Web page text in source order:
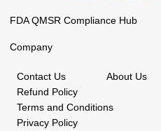
FDA QMSR Compliance Hub
Company
Contact Us
About Us
Refund Policy
Terms and Conditions
Privacy Policy